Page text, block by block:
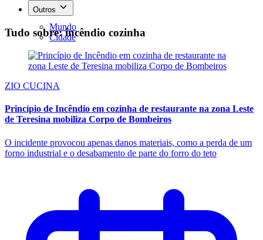
Outros
Mundo
Cidade
Tudo sobre: incêndio cozinha
ZIO CUCINA
Princípio de Incêndio em cozinha de restaurante na zona Leste
de Teresina mobiliza Corpo de Bombeiros
O incidente provocou apenas danos materiais, como a perda de um
forno industrial e o desabamento de parte do forro do teto